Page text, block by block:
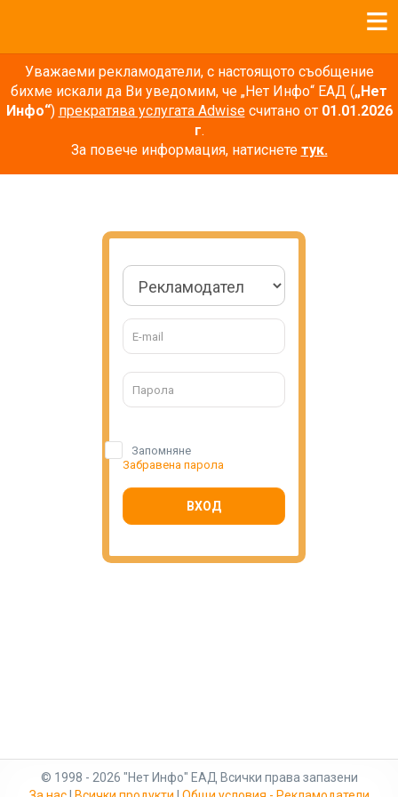
Уважаеми рекламодатели, с настоящото съобщение
бихме искали да Ви уведомим, че „Нет Инфо“ ЕАД („Нет
Инфо“) прекратява услугата Adwiseсчитано от 01.01.2026
г.
За повече информация, натиснете тук.
Запомняне
Забравена парола
ВХОД
© 1998 - 2026 "Нет Инфо" ЕАД Всички права запазени